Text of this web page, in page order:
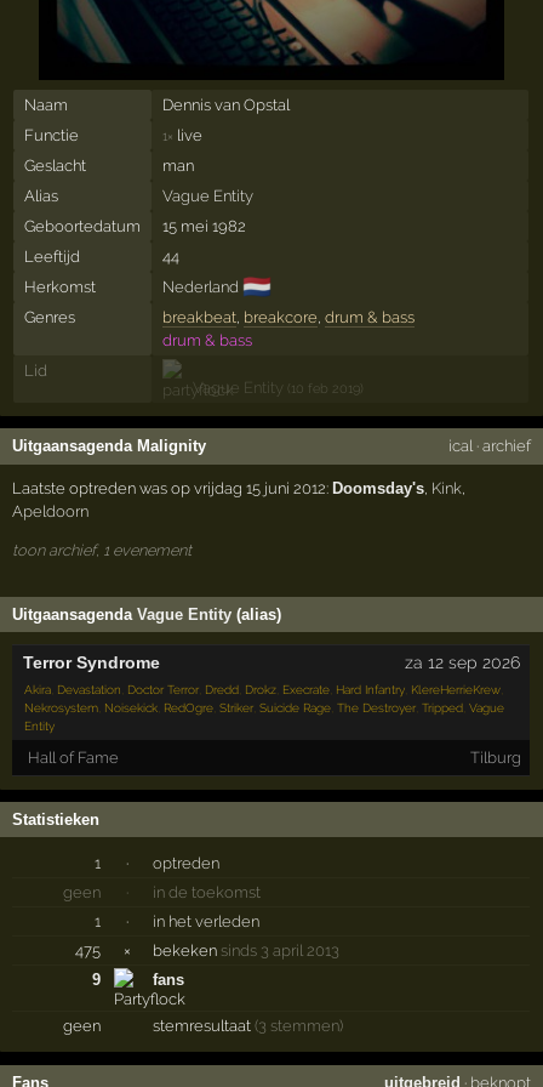
Naam
Dennis van Opstal
Functie
1× live
Geslacht
man
Alias
Vague Entity
Geboortedatum
15 mei 1982
Leeftijd
44
Herkomst
Nederland 🇳🇱
Genres breakbeat, breakcore drum & bass
drum & bass
Lid
Vague Entity
(10 feb 2019)
Uitgaansagenda Malignity ical· archief
Laatste optreden was op vrijdag 15 juni 2012: Doomsday's Kink
Apeldoorn
toon archief, 1 evenement
UitgaansagendaVague Entity (alias)
Terror Syndrome za 12 sep 2026
Akira Devastation Doctor Terror Dredd Drokz Execrate Hard Infantry KlereHerrieKrew
Nekrosystem Noisekick RedOgre ,Striker ,Suicide Rage ,The Destroyer ,Tripped ,Vague
Entity
Hall of Fame Tilburg
Statistieken
1 ·
optreden
geen
·
in de toekomst
1
·
in het verleden
475
× bekeken sinds 3 april 2013
9
fans
geen stemresultaat(3 stemmen)
Fans uitgebreid · beknopt